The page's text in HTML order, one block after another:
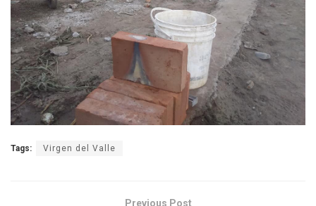
Tags: Virgen del Valle
Previous Post